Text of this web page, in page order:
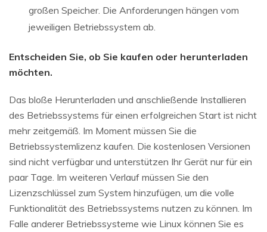
großen Speicher. Die Anforderungen hängen vom
jeweiligen Betriebssystem ab.
Entscheiden Sie, ob Sie kaufen oder herunterladen
möchten.
Das bloße Herunterladen und anschließende Installieren
des Betriebssystems für einen erfolgreichen Start ist nicht
mehr zeitgemäß. Im Moment müssen Sie die
Betriebssystemlizenz kaufen. Die kostenlosen Versionen
sind nicht verfügbar und unterstützen Ihr Gerät nur für ein
paar Tage. Im weiteren Verlauf müssen Sie den
Lizenzschlüssel zum System hinzufügen, um die volle
Funktionalität des Betriebssystems nutzen zu können. Im
Falle anderer Betriebssysteme wie Linux können Sie es